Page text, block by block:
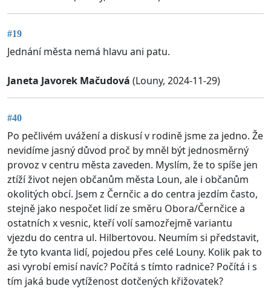
#19
Jednání města nemá hlavu ani patu.
Janeta Javorek Mačudová (Louny, 2024-11-29)
#40
Po pečlivém uvážení a diskusí v rodině jsme za jedno. Že
nevidíme jasný důvod proč by mněl být jednosměrný
provoz v centru města zaveden. Myslím, že to spíše jen
ztíží život nejen občanům města Loun, ale i občanům
okolitých obcí. Jsem z Černčic a do centra jezdím často,
stejně jako nespočet lidí ze směru Obora/Černčice a
ostatních x vesnic, kteří volí samozřejmě variantu
vjezdu do centra ul. Hilbertovou. Neumím si představit,
že tyto kvanta lidí, pojedou přes celé Louny. Kolik pak to
asi vyrobí emisí navíc? Počítá s tímto radnice? Počítá i s
tím jaká bude vytíženost dotčených křižovatek?